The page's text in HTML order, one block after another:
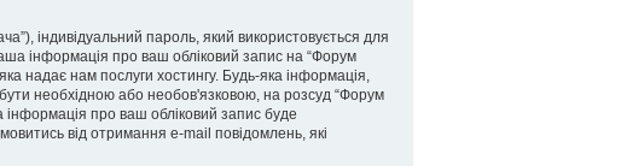
індивідуальний пароль, який використовується для
інформація про ваш обліковий запис на “Форум
надає нам послуги хостингу. Будь-яка інформація,
необхідною або необов'язковою, на розсуд “Форум
інформація про ваш обліковий запис буде
від отримання e-mail повідомлень, які